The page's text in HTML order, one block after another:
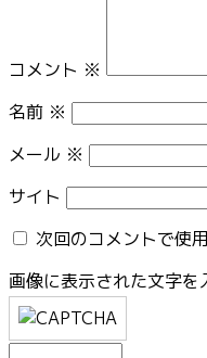
コメント ※
名前 ※
メール ※
サイト
次回のコメントで使
画像に表示された文字を